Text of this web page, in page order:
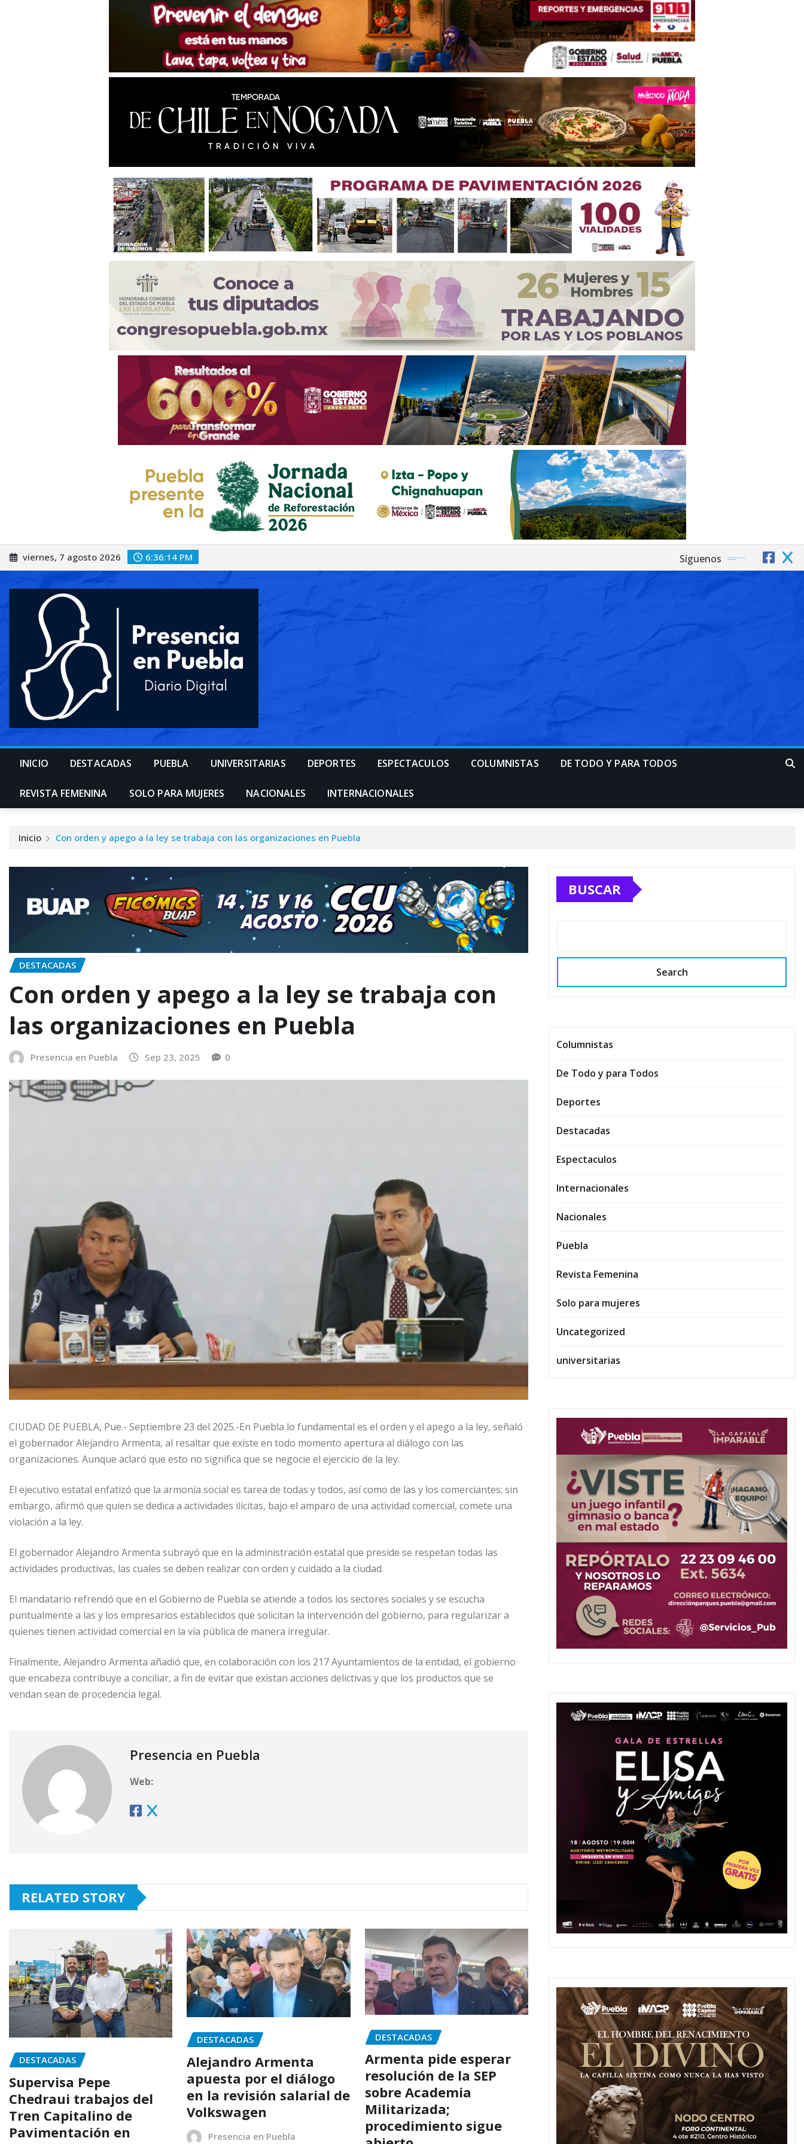
Saltar
al
viernes, 7 agosto 2026 6:36:16 PM Síguenos
INICIO DESTACADAS PUEBLA UNIVERSITARIAS DEPORTES ESPECTACULOS COLUMNISTAS DE TODO Y PARA TODOS
REVISTA FEMENINA SOLO PARA MUJERES NACIONALES INTERNACIONALES
Inicio Con orden y apego a la ley se trabaja con las organizaciones en Puebla
DESTACADAS
Con orden y apego a la ley se trabaja con
las organizaciones en Puebla
Presencia en Puebla Sep 23, 2025 0
CIUDAD DE PUEBLA, Pue.- Septiembre 23 del 2025.-En Puebla lo fundamental es el orden y el apego a la ley, señaló
el gobernador Alejandro Armenta, al resaltar que existe en todo momento apertura al diálogo con las
organizaciones. Aunque aclaró que esto no significa que se negocie el ejercicio de la ley.
El ejecutivo estatal enfatizó que la armonía social es tarea de todas y todos, así como de las y los comerciantes; sin
embargo, afirmó que quien se dedica a actividades ilícitas, bajo el amparo de una actividad comercial, comete una
violación a la ley.
El gobernador Alejandro Armenta subrayó que en la administración estatal que preside se respetan todas las
actividades productivas, las cuales se deben realizar con orden y cuidado a la ciudad.
El mandatario refrendó que en el Gobierno de Puebla se atiende a todos los sectores sociales y se escucha
puntualmente a las y los empresarios establecidos que solicitan la intervención del gobierno, para regularizar a
quienes tienen actividad comercial en la vía pública de manera irregular.
Finalmente, Alejandro Armenta añadió que, en colaboración con los 217 Ayuntamientos de la entidad, el gobierno
que encabeza contribuye a conciliar, a fin de evitar que existan acciones delictivas y que los productos que se
vendan sean de procedencia legal.
Presencia en Puebla
Web:
RELATED STORY
DESTACADAS
Supervisa Pepe
Chedraui trabajos del
Tren Capitalino de
Pavimentación en
DESTACADAS
Alejandro Armenta
apuesta por el diálogo
en la revisión salarial de
Volkswagen
Presencia en Puebla
DESTACADAS
Armenta pide esperar
resolución de la SEP
sobre Academia
Militarizada;
procedimiento sigue
BUSCAR
Search
Columnistas
De Todo y para Todos
Deportes
Destacadas
Espectaculos
Internacionales
Nacionales
Puebla
Revista Femenina
Solo para mujeres
Uncategorized
universitarias